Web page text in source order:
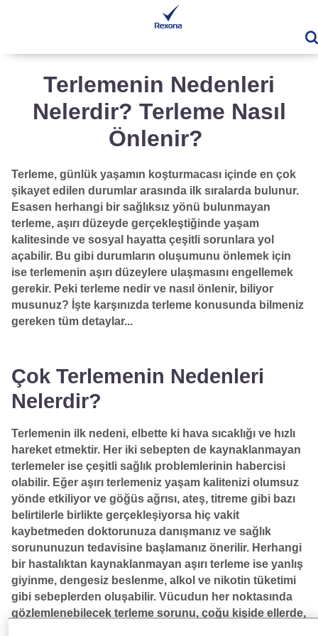
Terlemenin Nedenleri
Nelerdir? Terleme Nasıl
Önlenir?
Terleme, günlük yaşamın koşturmacası içinde en çok
şikayet edilen durumlar arasında ilk sıralarda bulunur.
Esasen herhangi bir sağlıksız yönü bulunmayan
terleme, aşırı düzeyde gerçekleştiğinde yaşam
kalitesinde ve sosyal hayatta çeşitli sorunlara yol
açabilir. Bu gibi durumların oluşumunu önlemek için
ise terlemenin aşırı düzeylere ulaşmasını engellemek
gerekir. Peki terleme nedir ve nasıl önlenir, biliyor
musunuz? İşte karşınızda terleme konusunda bilmeniz
gereken tüm detaylar...
Çok Terlemenin Nedenleri
Nelerdir?
Terlemenin ilk nedeni, elbette ki hava sıcaklığı ve hızlı
hareket etmektir. Her iki sebepten de kaynaklanmayan
terlemeler ise çeşitli sağlık problemlerinin habercisi
olabilir. Eğer aşırı terlemeniz yaşam kalitenizi olumsuz
yönde etkiliyor ve göğüs ağrısı, ateş, titreme gibi bazı
belirtilerle birlikte gerçekleşiyorsa hiç vakit
kaybetmeden doktorunuza danışmanız ve sağlık
sorununuzun tedavisine başlamanız önerilir. Herhangi
bir hastalıktan kaynaklanmayan aşırı terleme ise yanlış
giyinme, dengesiz beslenme, alkol ve nikotin tüketimi
gibi sebeplerden oluşabilir. Vücudun her noktasında
gözlemlenebilecek terleme sorunu, çoğu kişide ellerde,